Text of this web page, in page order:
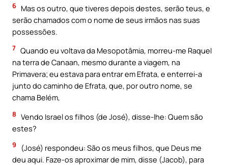
6 Mas os outro, que tiveres depois destes, serão teus, e
serão chamados com o nome de seus irmãos nas suas
possessões.
7 Quando eu voltava da Mesopotâmia, morreu-me Raquel
na terra de Canaan, mesmo durante a viagem, na
Primavera; eu estava para entrar em Efrata, e enterrei-a
junto do caminho de Efrata, que, por outro nome, se
chama Belém,
8 Vendo Israel os filhos (de José), disse-lhe: Quem são
estes?
9
(José) respondeu: São os meus filhos, que Deus me
deu aqui. Faze-os aproximar de mim, disse (Jacob), para